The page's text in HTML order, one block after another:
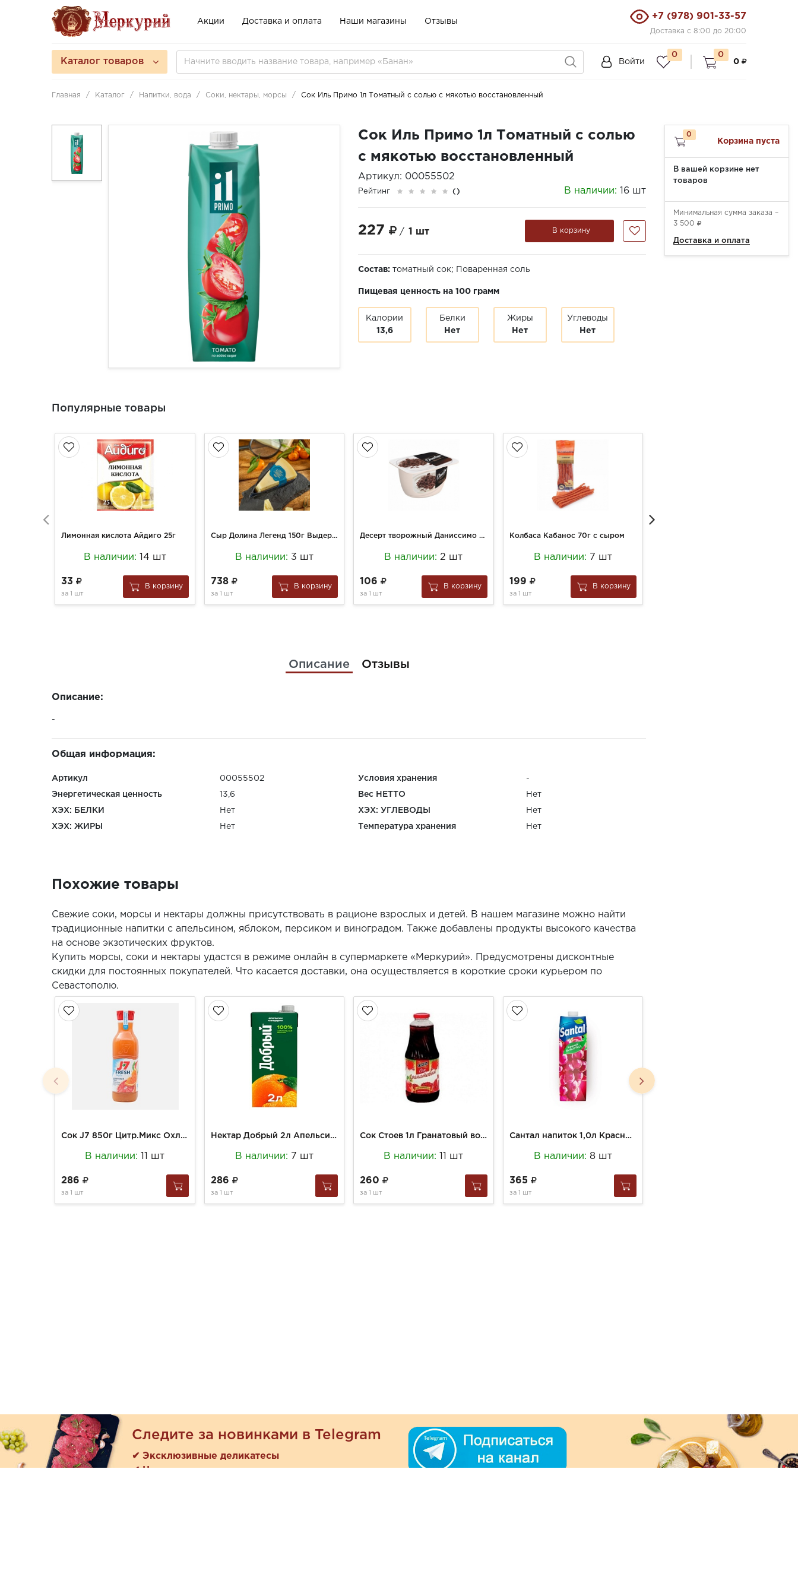
Акции Доставка и оплата Наши магазины Отзывы
+7 (978) 901-33-57
Доставка с 8:00 до 20:00
Каталог товаров Войти
0
0
0
Главная Каталог Напитки, вода Соки, нектары, морсы Сок Иль Примо 1л Томатный с солью с мякотью восстановленный
Сок Иль Примо 1л Томатный с солью
с мякотью восстановленный
Артикул: 00055502
Рейтинг () В наличии: 16 шт
227 / 1 шт В корзину
Состав: томатный сок; Поваренная соль
Пищевая ценность на 100 грамм
Калории
13,6
Белки
Нет
Жиры
Нет
Углеводы
Нет
Популярные товары
Лимонная кислота Айдиго 25г
В наличии: 14 шт
33
за 1 шт
В корзину
Сыр Долина Легенд 150г Выдержанный Трюфель Козий нарезка
В наличии: 3 шт
738
за 1 шт
В корзину
Десерт творожный Даниссимо 130г Браво с шок.крошкой 6,7%
В наличии:2 шт
106
за 1 шт
В корзину
Колбаса Кабанос 70г с сыром
В наличии: 7 шт
199
за 1 шт
В корзину
Описание Отзывы
Описание:
-
Общая информация:
Артикул 00055502 Условия хранения -
Энергетическая ценность 13,6 Вес НЕТТО Нет
ХЭХ: БЕЛКИ Нет ХЭХ: УГЛЕВОДЫ Нет
ХЭХ: ЖИРЫ Нет Температура хранения Нет
Похожие товары
Свежие соки, морсы и нектары должны присутствовать в рационе взрослых и детей. В нашем магазине можно найти
традиционные напитки с апельсином, яблоком, персиком и виноградом. Также добавлены продукты высокого качества
на основе экзотических фруктов.
Купить морсы, соки и нектары удастся в режиме онлайн в супермаркете «Меркурий». Предусмотрены дисконтные
скидки для постоянных покупателей. Что касается доставки, она осуществляется в короткие сроки курьером по
Севастополю.
Сок J7 850г Цитр.Микс Охлажденный
В наличии: 11 шт
286
за 1 шт
Нектар Добрый 2л Апельсин-Мандарин
В наличии: 7 шт
286
за 1 шт
Сок Стоев 1л Гранатовый восстановленный с/б
В наличии: 11 шт
260
за 1 шт
Сантал напиток 1,0л Красный Виноград
В наличии: 8 шт
365
за 1 шт
0
Корзина пуста
В вашей корзине нет
товаров
Минимальная сумма заказа –
3 500
Доставка и оплата
Следите за новинками в Telegram
✔ Эксклюзивные деликатесы
✔ Новые поступления